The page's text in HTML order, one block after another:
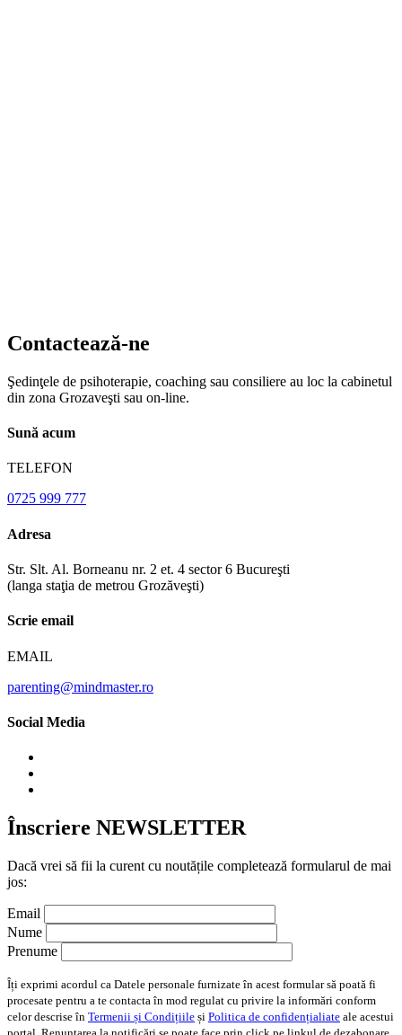
Contactează-ne
Şedinţele de psihoterapie, coaching sau consiliere au loc la cabinetul
din zona Grozaveşti sau on-line.
Sună acum
TELEFON
0725 999 777
Adresa
Str. Slt. Al. Borneanu nr. 2 et. 4 sector 6 Bucureşti
(langa staţia de metrou Grozăveşti)
Scrie email
EMAIL
parenting@mindmaster.ro
Social Media
Înscriere NEWSLETTER
Dacă vrei să fii la curent cu noutățile completează formularul de mai
jos:
Email
Nume
Prenume
Îți exprimi acordul ca Datele personale furnizate în acest formular să poată fi
procesate pentru a te contacta în mod regulat cu privire la informări conform
celor descrise în Termenii și Condițiile și Politica de confidențialiate ale acestui